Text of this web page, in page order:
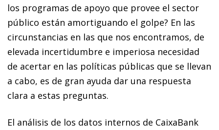
los programas de apoyo que provee el sector
público están amortiguando el golpe? En las
circunstancias en las que nos encontramos, de
elevada incertidumbre e imperiosa necesidad
de acertar en las políticas públicas que se llevan
a cabo, es de gran ayuda dar una respuesta
clara a estas preguntas.
El análisis de los datos internos de CaixaBank